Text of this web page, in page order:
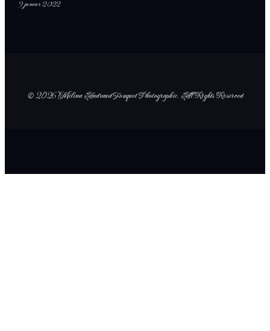
9 janvier 2022
© 2026 Mélina Andraud Fouquet Photographie. All Rights Reserved